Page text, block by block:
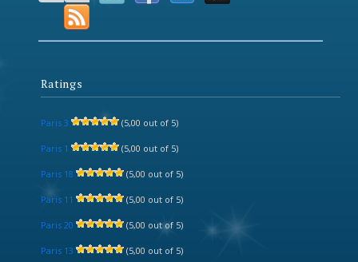
Ratings
Paris 3 (5,00 out of 5)
Paris 1 (5,00 out of 5)
Paris 18 (5,00 out of 5)
Paris 11 (5,00 out of 5)
Paris 20 (5,00 out of 5)
Paris 13 (5,00 out of 5)